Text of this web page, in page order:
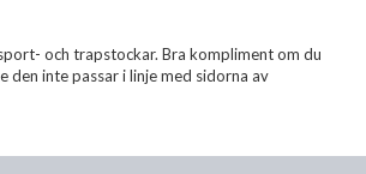
och trapstockar. Bra kompliment om du
den inte passar i linje med sidorna av